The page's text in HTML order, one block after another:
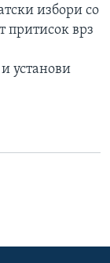
избори со
притисок врз
установи